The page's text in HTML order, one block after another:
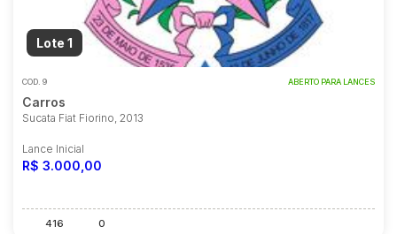
Lote 1
COD. 9 ABERTO PARA LANCES
Carros
Sucata Fiat Fiorino, 2013
Lance Inicial
R$ 3.000,00
416 0